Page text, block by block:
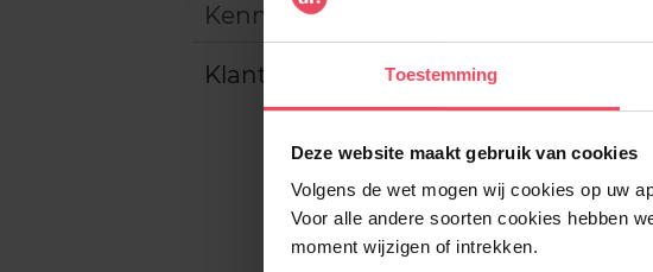
Toestemming
Deze website maakt gebruik van cookies
Volgens de wet mogen wij cookies op uw
Voor alle andere soorten cookies hebben
moment wijzigen of intrekken.
Kenmerken
Klantereview